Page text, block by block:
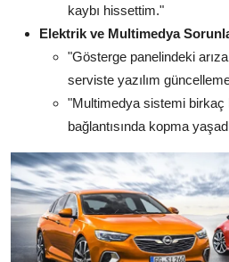
kaybı hissettim."
Elektrik ve Multimedya
"Gösterge panelindeki arıza
serviste yazılım
"Multimedya sistemi birkaç
bağlantısında kopma